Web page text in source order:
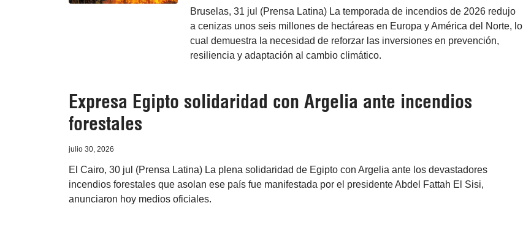
Bruselas, 31 jul (Prensa Latina) La temporada de incendios de 2026 redujo
a cenizas unos seis millones de hectáreas en Europa y América del Norte, lo
cual demuestra la necesidad de reforzar las inversiones en prevención,
resiliencia y adaptación al cambio climático.
Expresa Egipto solidaridad con Argelia ante incendios
forestales
julio 30, 2026
El Cairo, 30 jul (Prensa Latina) La plena solidaridad de Egipto con Argelia ante los devastadores
incendios forestales que asolan ese país fue manifestada por el presidente Abdel Fattah El Sisi,
anunciaron hoy medios oficiales.